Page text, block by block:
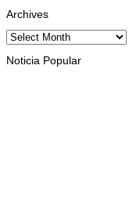
Archives
Archives
Noticia Popular